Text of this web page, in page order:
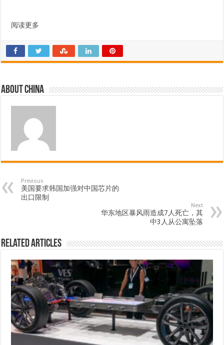
阅读更多
About china
Previous
美国要求韩国加强对中国芯片的
出口限制
Next
华东地区暴风雨造成7人死亡，其
中3人从公寓坠落
Related Articles